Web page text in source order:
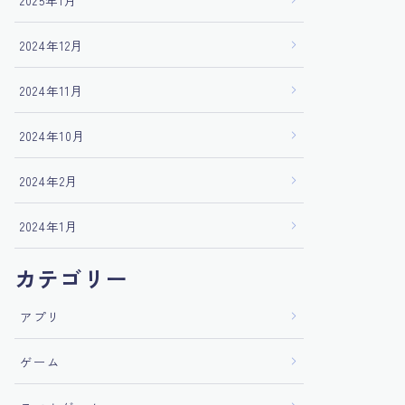
2024年12月
2024年11月
2024年10月
2024年2月
2024年1月
カテゴリー
アプリ
ゲーム